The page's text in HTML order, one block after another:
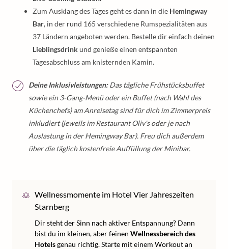
Zum Ausklang des Tages geht es dann in die Hemingway
Bar, in der rund 165 verschiedene Rumspezialitäten aus
37 Ländern angeboten werden. Bestelle dir einfach deinen
Lieblingsdrinkund genieße einen entspannten
Tagesabschluss am knisternden Kamin.
Deine Inklusivleistungen:Das tägliche Frühstücksbuffet
sowie ein 3-Gang-Menü oder ein Buffet (nach Wahl des
Küchenchefs) am Anreisetag sind für dich im Zimmerpreis
inkludiert (jeweils im Restaurant Oliv's oder je nach
Auslastung in der Hemingway Bar). Freu dich außerdem
über die täglich kostenfreie Auffüllung der Minibar.
Wellnessmomente im Hotel Vier Jahreszeiten
Starnberg
Dir steht der Sinn nach aktiver Entspannung? Dann
bist du im kleinen, aber feinen Wellnessbereich des
Hotelsgenau richtig. Starte mit einem Workout an